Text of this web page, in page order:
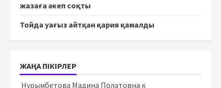
жазаға әкеп соқты
Тойда уағыз айтқан қария қамалды
ЖАҢА ПІКІРЛЕР
Нурымбетова Мадина Полатовна к